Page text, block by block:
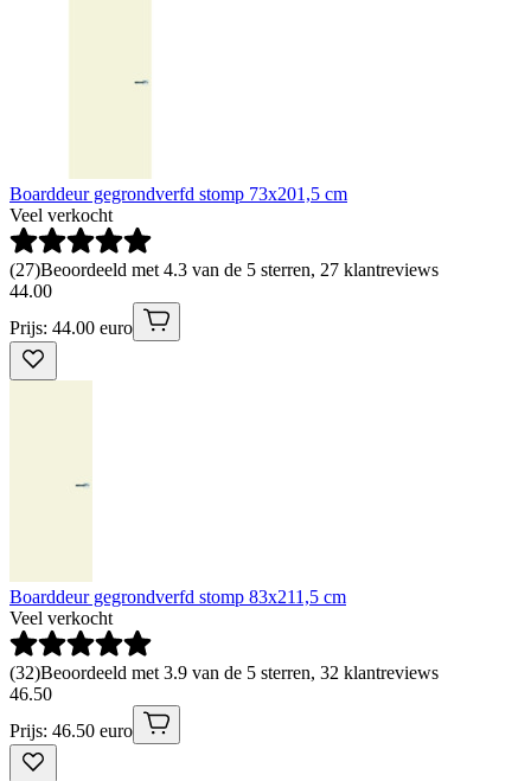
Boarddeur gegrondverfd stomp 73x201,5 cm
Veel verkocht
(27)Beoordeeld met 4.3 van de 5 sterren, 27 klantreviews
44.00
Prijs: 44.00 euro
Boarddeur gegrondverfd stomp 83x211,5 cm
Veel verkocht
(32)Beoordeeld met 3.9 van de 5 sterren, 32 klantreviews
46.50
Prijs: 46.50 euro